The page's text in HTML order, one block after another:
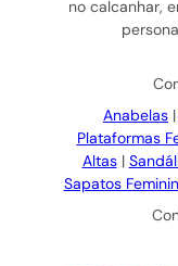
no calcanhar,
Anabelas |
Plataformas
Altas|
Sapatos